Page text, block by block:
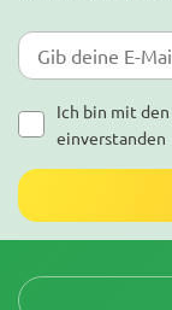
Ich bin mit den
einverstanden